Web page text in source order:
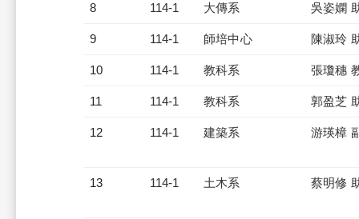
8 114-1 大傳系 吳姿嫻
9 114-1 師培中心 陳淑玲
10 114-1 教科系 張瓊穗
11 114-1 教科系 郭盈芝
12 114-1 建築系 游瑛樟
13 114-1 土木系 蔡明修